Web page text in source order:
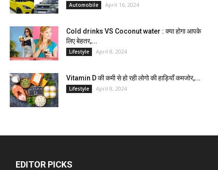
Automobile April 16, 2024
Cold drinks VS Coconut water : क्या होगा आपके
लिए बेहतर,...
Lifestyle April 8, 2024
Vitamin D की कमी से हो रही लोगो की हाड़ियाँ कमजोर,...
Lifestyle April 8, 2024
EDITOR PICKS